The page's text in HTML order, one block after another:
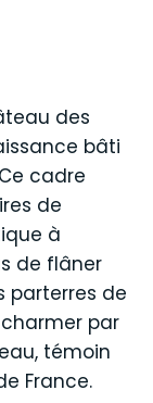
des
bâti
cadre
de
à
de flâner
parterres de
par
témoin
France.